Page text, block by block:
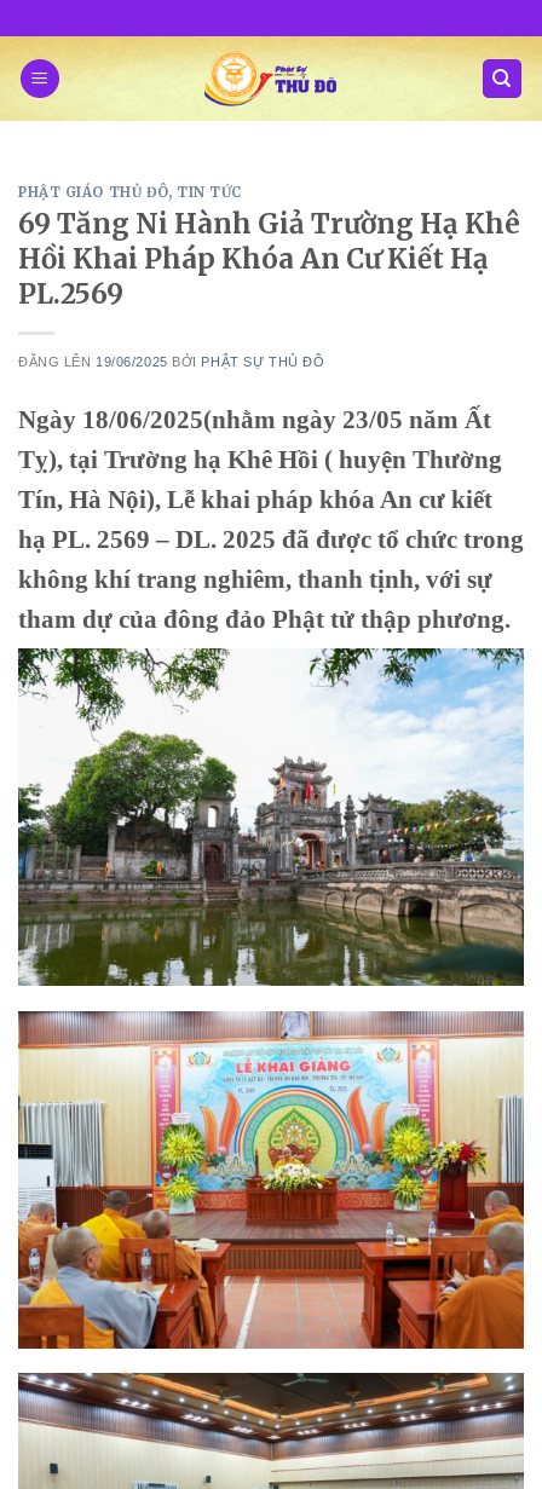
content
PHẬT GIÁO THỦ ĐÔ, TIN TỨC
69 Tăng Ni Hành Giả Trường Hạ Khê
Hồi Khai Pháp Khóa An Cư Kiết Hạ
PL.2569
ĐĂNG LÊN 19/06/2025 BỞI PHẬT SỰ THỦ ĐÔ
Ngày 18/06/2025(nhằm ngày 23/05 năm Ất
Tỵ), tại Trường hạ Khê Hồi ( huyện Thường
Tín, Hà Nội), Lễ khai pháp khóa An cư kiết
hạ PL. 2569 – DL. 2025 đã được tổ chức trong
không khí trang nghiêm, thanh tịnh, với sự
tham dự của đông đảo Phật tử thập phương.